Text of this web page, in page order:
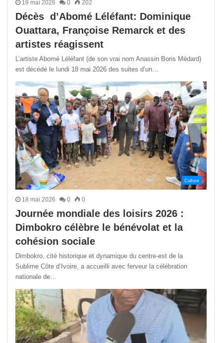
19 mai 2026 0 202
Décès d’Abomé Léléfant: Dominique
Ouattara, Françoise Remarck et des
artistes réagissent
L’artiste Abomé Léléfant (de son vrai nom Anassin Boris Médard)
est décédé le lundi 18 mai 2026 des suites d’un…
Culture
18 mai 2026 0 0
Journée mondiale des loisirs 2026 :
Dimbokro célèbre le bénévolat et la
cohésion sociale
Dimbokro, cité historique et dynamique du centre-est de la
Sublime Côte d’Ivoire, a accueilli avec ferveur la célébration
nationale de…